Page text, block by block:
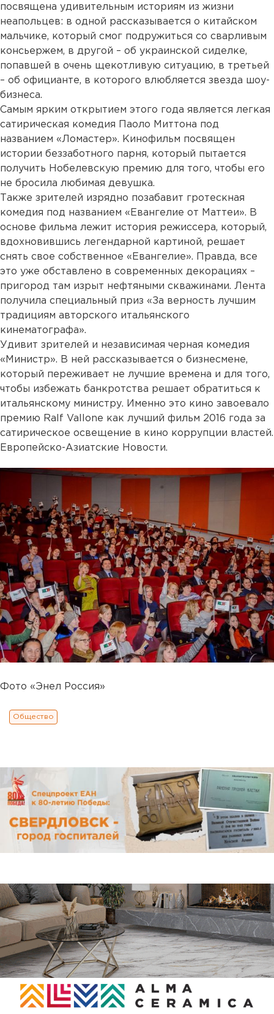
посвящена удивительным историям из жизни
неапольцев: в одной рассказывается о китайском
мальчике, который смог подружиться со сварливым
консьержем, в другой – об украинской сиделке,
попавшей в очень щекотливую ситуацию, в третьей
– об официанте, в которого влюбляется звезда шоу-
бизнеса.
Самым ярким открытием этого года является легкая
сатирическая комедия Паоло Миттона под
названием «Ломастер». Кинофильм посвящен
истории беззаботного парня, который пытается
получить Нобелевскую премию для того, чтобы его
не бросила любимая девушка.
Также зрителей изрядно позабавит гротескная
комедия под названием «Евангелие от Маттеи». В
основе фильма лежит история режиссера, который,
вдохновившись легендарной картиной, решает
снять свое собственное «Евангелие». Правда, все
это уже обставлено в современных декорациях –
пригород там изрыт нефтяными скважинами. Лента
получила специальный приз «За верность лучшим
традициям авторского итальянского
кинематографа».
Удивит зрителей и независимая черная комедия
«Министр». В ней рассказывается о бизнесмене,
который переживает не лучшие времена и для того,
чтобы избежать банкротства решает обратиться к
итальянскому министру. Именно это кино завоевало
премию Ralf Vallone как лучший фильм 2016 года за
сатирическое освещение в кино коррупции властей.
Европейско-Азиатские Новости.
Фото «Энел Россия»
Общество